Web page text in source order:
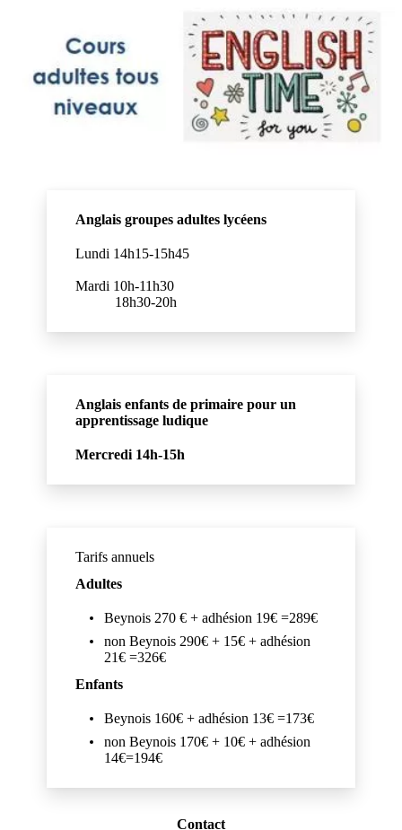
Anglais groupes adultes lycéens
Lundi 14h15-15h45
Mardi 10h-11h30
18h30-20h
Anglais enfants de primaire pour un
apprentissage ludique
Mercredi 14h-15h
Tarifs annuels
Adultes
Beynois 270 € + adhésion 19€ =289€
non Beynois 290€ + 15€ + adhésion
21€ =326€
Enfants
Beynois 160€ + adhésion 13€ =173€
non Beynois 170€ + 10€ + adhésion
14€=194€
Contact